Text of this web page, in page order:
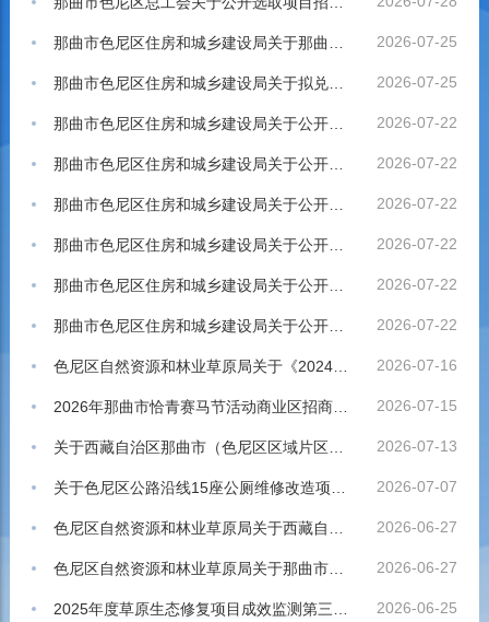
2026-07-25
那曲市色尼区住房和城乡建设局关于拟兑现2025年剩余40%购房补贴补助资金的公告 2026-07-25
那曲市色尼区住房和城乡建设局关于公开比选施工图审查单位的公告 2026-07-22
那曲市色尼区住房和城乡建设局关于公开比选工程质量监理单位的公告 2026-07-22
那曲市色尼区住房和城乡建设局关于公开比选全过程工程咨询单位的公告 2026-07-22
那曲市色尼区住房和城乡建设局关于公开比选工程质量检测单位的公告 2026-07-22
那曲市色尼区住房和城乡建设局关于公开比选水土保持方案编制单位的公告 2026-07-22
那曲市色尼区住房和城乡建设局关于公开比选招标代理机构的公告 2026-07-22
色尼区自然资源和林业草原局关于《2024年度色林措国际重要湿地中央财政湿地生态保护补偿项目无标段》项目管护费用代付的公示 2026-07-16
2026年那曲市恰青赛马节活动商业区招商公告 2026-07-15
关于西藏自治区那曲市（色尼区区域片区）2026年中央财政林草有害生物防治项目比选公告 2026-07-13
2026-07-07
2026-06-27
色尼区自然资源和林业草原局关于那曲市念青唐古拉山高寒草甸生态恢复与综合治理（第二期）项目招标代理机构遴选结果公示 2026-06-27
2026-06-25